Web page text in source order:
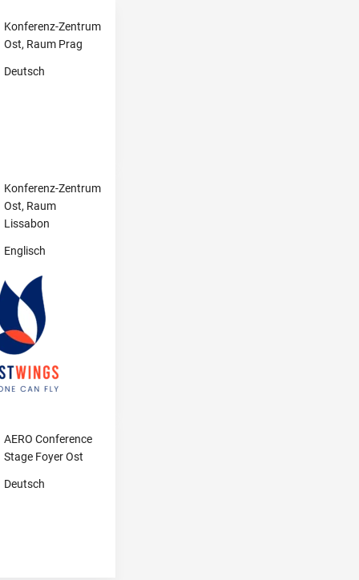
Konferenz-Zentrum
Ost, Raum Prag
Deutsch
Konferenz-Zentrum
Ost, Raum
Lissabon
Englisch
AERO Conference
Stage Foyer Ost
Deutsch